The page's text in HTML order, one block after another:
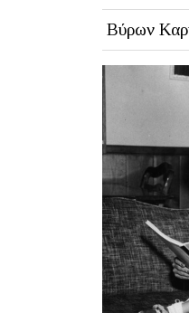
Βύρων